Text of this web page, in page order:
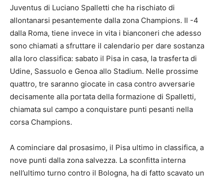
Juventus di Luciano Spalletti che ha rischiato di
allontanarsi pesantemente dalla zona Champions. Il -4
dalla Roma, tiene invece in vita i bianconeri che adesso
sono chiamati a sfruttare il calendario per dare sostanza
alla loro classifica: sabato il Pisa in casa, la trasferta di
Udine, Sassuolo e Genoa allo Stadium. Nelle prossime
quattro, tre saranno giocate in casa contro avversarie
decisamente alla portata della formazione di Spalletti,
chiamata sul campo a conquistare punti pesanti nella
corsa Champions.
A cominciare dal prosasimo, il Pisa ultimo in classifica, a
nove punti dalla zona salvezza. La sconfitta interna
nell’ultimo turno contro il Bologna, ha di fatto scavato un